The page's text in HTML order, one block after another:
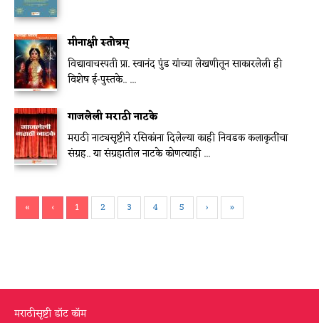
मीनाक्षी स्तोत्रम्
विद्यावाचस्पती प्रा. स्वानंद पुंड यांच्या लेखणीतून साकारलेली ही
विशेष ई-पुस्तके.. ...
गाजलेली मराठी नाटके
मराठी नाट्यसृष्टीने रसिकांना दिलेल्या काही निवडक कलाकृतींचा
संग्रह.. या संग्रहातील नाटके कोणत्याही ...
« ‹ 1 2 3 4 5 › »
मराठीसृष्टी डॉट कॉम